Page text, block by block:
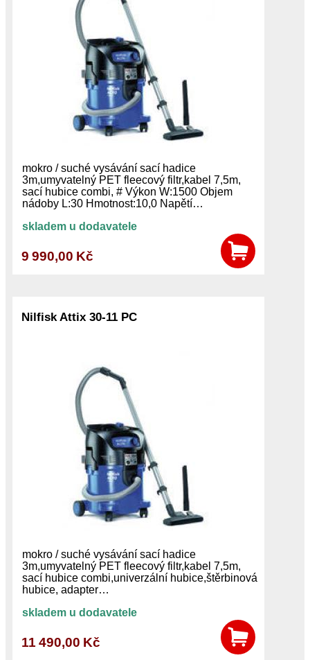
mokro / suché vysávání sací hadice
3m,umyvatelný PET fleecový filtr,kabel 7,5m,
sací hubice combi, # Výkon W:1500 Objem
nádoby L:30 Hmotnost:10,0 Napětí…
skladem u dodavatele
9 990,00 Kč
Nilfisk Attix 30-11 PC
mokro / suché vysávání sací hadice
3m,umyvatelný PET fleecový filtr,kabel 7,5m,
sací hubice combi,univerzální hubice,štěrbinová
hubice, adapter…
skladem u dodavatele
11 490,00 Kč